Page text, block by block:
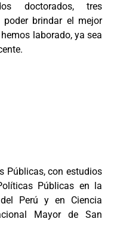
doctorados, tres
poder brindar el mejor
laborado, ya sea
Públicas, con estudios
Públicas en la
Perú y en Ciencia
Mayor de San